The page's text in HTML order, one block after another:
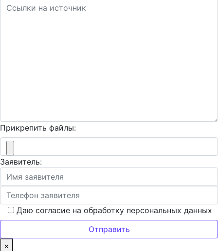
Прикрепить файлы:
Заявитель:
Даю согласие на обработку персональных данных
×